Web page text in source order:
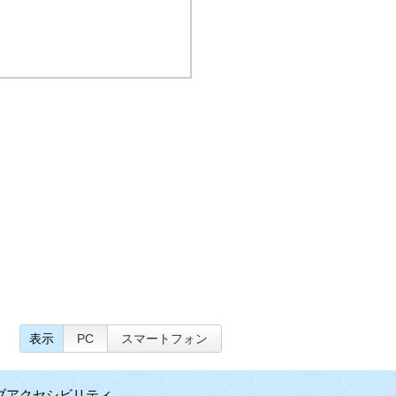
表示 PC スマートフォン